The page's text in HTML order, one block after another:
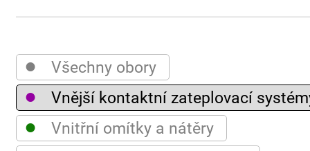
● Všechny obory
● Vnější kontaktní zateplovací
● Vnitřní omítky a nátěry